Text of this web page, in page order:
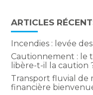
ARTICLES
Incendies : levée
Cautionnement : le
libère-t-il la caution
Transport fluvial de
financière